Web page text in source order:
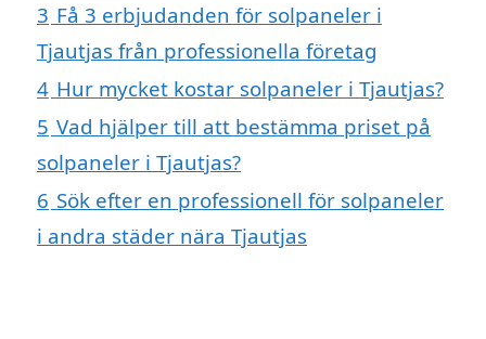
3 Få 3 erbjudanden för solpaneler i
Tjautjas från professionella företag
4 Hur mycket kostar solpaneler i Tjautjas?
5 Vad hjälper till att bestämma priset på
solpaneler i Tjautjas?
6 Sök efter en professionell för solpaneler
i andra städer nära Tjautjas